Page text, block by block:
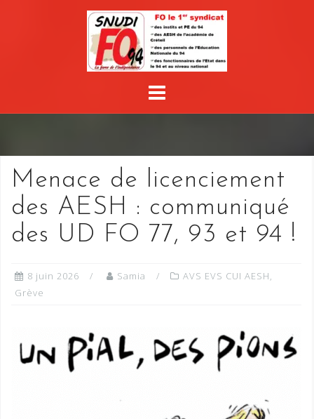
Menace de licenciement
des AESH : communiqué
des UD FO 77, 93 et 94 !
8 juin 2026 Samia AVS EVS CUI AESH,
Grève